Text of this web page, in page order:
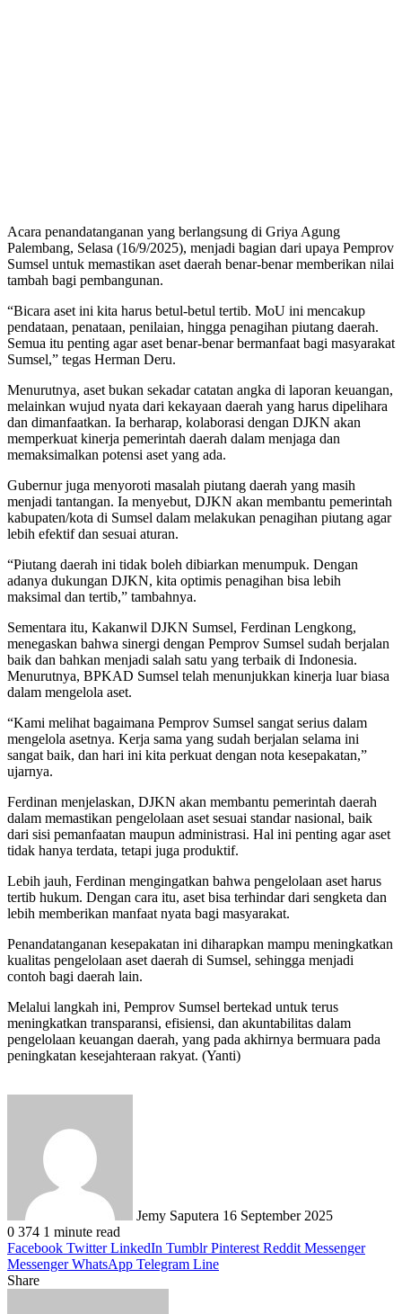
Acara penandatanganan yang berlangsung di Griya Agung
Palembang, Selasa (16/9/2025), menjadi bagian dari upaya Pemprov
Sumsel untuk memastikan aset daerah benar-benar memberikan nilai
tambah bagi pembangunan.
“Bicara aset ini kita harus betul-betul tertib. MoU ini mencakup
pendataan, penataan, penilaian, hingga penagihan piutang daerah.
Semua itu penting agar aset benar-benar bermanfaat bagi masyarakat
Sumsel,” tegas Herman Deru.
Menurutnya, aset bukan sekadar catatan angka di laporan keuangan,
melainkan wujud nyata dari kekayaan daerah yang harus dipelihara
dan dimanfaatkan. Ia berharap, kolaborasi dengan DJKN akan
memperkuat kinerja pemerintah daerah dalam menjaga dan
memaksimalkan potensi aset yang ada.
Gubernur juga menyoroti masalah piutang daerah yang masih
menjadi tantangan. Ia menyebut, DJKN akan membantu pemerintah
kabupaten/kota di Sumsel dalam melakukan penagihan piutang agar
lebih efektif dan sesuai aturan.
“Piutang daerah ini tidak boleh dibiarkan menumpuk. Dengan
adanya dukungan DJKN, kita optimis penagihan bisa lebih
maksimal dan tertib,” tambahnya.
Sementara itu, Kakanwil DJKN Sumsel, Ferdinan Lengkong,
menegaskan bahwa sinergi dengan Pemprov Sumsel sudah berjalan
baik dan bahkan menjadi salah satu yang terbaik di Indonesia.
Menurutnya, BPKAD Sumsel telah menunjukkan kinerja luar biasa
dalam mengelola aset.
“Kami melihat bagaimana Pemprov Sumsel sangat serius dalam
mengelola asetnya. Kerja sama yang sudah berjalan selama ini
sangat baik, dan hari ini kita perkuat dengan nota kesepakatan,”
ujarnya.
Ferdinan menjelaskan, DJKN akan membantu pemerintah daerah
dalam memastikan pengelolaan aset sesuai standar nasional, baik
dari sisi pemanfaatan maupun administrasi. Hal ini penting agar aset
tidak hanya terdata, tetapi juga produktif.
Lebih jauh, Ferdinan mengingatkan bahwa pengelolaan aset harus
tertib hukum. Dengan cara itu, aset bisa terhindar dari sengketa dan
lebih memberikan manfaat nyata bagi masyarakat.
Penandatanganan kesepakatan ini diharapkan mampu meningkatkan
kualitas pengelolaan aset daerah di Sumsel, sehingga menjadi
contoh bagi daerah lain.
Melalui langkah ini, Pemprov Sumsel bertekad untuk terus
meningkatkan transparansi, efisiensi, dan akuntabilitas dalam
pengelolaan keuangan daerah, yang pada akhirnya bermuara pada
peningkatan kesejahteraan rakyat. (Yanti)
Jemy Saputera 16 September 2025
0 374 1 minute read
Facebook Twitter LinkedIn Tumblr Pinterest Reddit Messenger
Messenger WhatsApp Telegram Line
Share